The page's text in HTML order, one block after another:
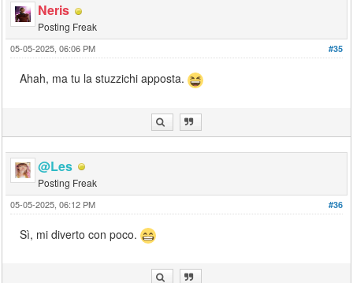
Neris
Posting Freak
#35
05-05-2025, 06:06 PM
Ahah, ma tu la stuzzichi apposta.
@Les
Posting Freak
#36
05-05-2025, 06:12 PM
Sì, mi diverto con poco.